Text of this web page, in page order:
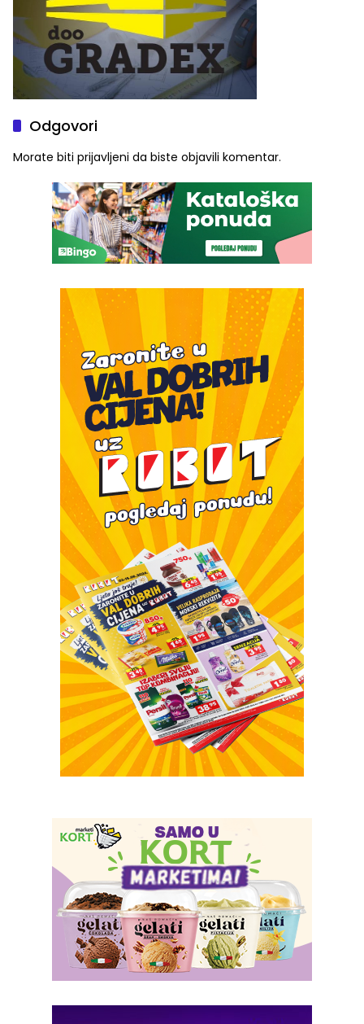
Odgovori
Morate biti prijavljeni da biste objavili komentar.